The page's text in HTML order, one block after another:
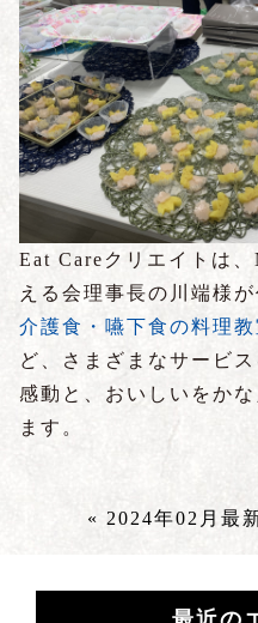
Eat Careクリエイトは
える会理事長の川端様
介護食・嚥下食の料理教
ど、さまざまなサービ
感動と、おいしいをか
ます。
« 2024年02月 最